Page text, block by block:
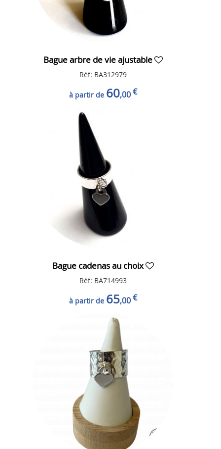
Bague arbre de vie ajustable
Réf: BA312979
à partir de 60,00€
Bague cadenas au choix
Réf: BA714993
à partir de 65,00€